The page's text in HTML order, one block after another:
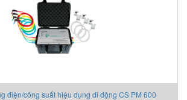
điện/công suất hiệu dụng di động CS PM 600